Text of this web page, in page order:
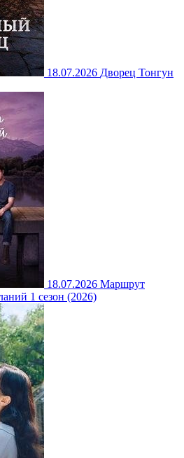
18.07.2026 Дворец Тонгун
18.07.2026 Маршрут
1 сезон (2026)